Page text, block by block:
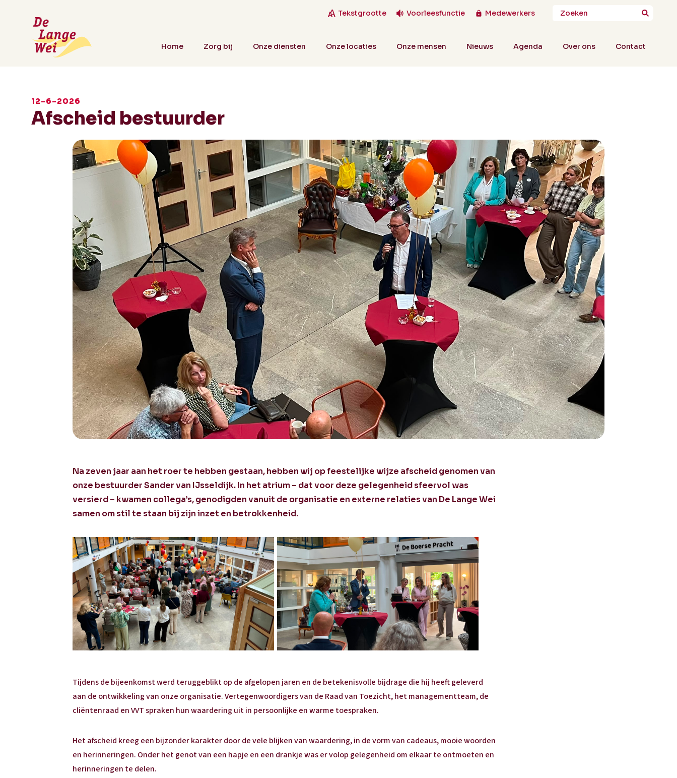
Tekstgrootte Voorleesfunctie Medewerkers
Home Zorg bij Onze diensten Onze locaties Onze mensen Nieuws Agenda Over ons Contact
12-6-2026
Afscheid bestuurder
Na zeven jaar aan het roer te hebben gestaan, hebben wij op feestelijke wijze afscheid genomen van
onze bestuurder Sander van IJsseldijk. In het atrium – dat voor deze gelegenheid sfeervol was
versierd – kwamen collega’s, genodigden vanuit de organisatie en externe relaties van De Lange Wei
samen om stil te staan bij zijn inzet en betrokkenheid.
Tijdens de bijeenkomst werd teruggeblikt op de afgelopen jaren en de betekenisvolle bijdrage die hij heeft geleverd
aan de ontwikkeling van onze organisatie. Vertegenwoordigers van de Raad van Toezicht, het managementteam, de
cliëntenraad en VVT spraken hun waardering uit in persoonlijke en warme toespraken.
Het afscheid kreeg een bijzonder karakter door de vele blijken van waardering, in de vorm van cadeaus, mooie woorden
en herinneringen. Onder het genot van een hapje en een drankje was er volop gelegenheid om elkaar te ontmoeten en
herinneringen te delen.